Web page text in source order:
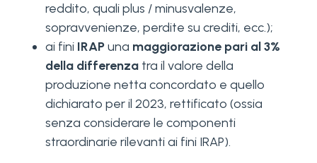
reddito, quali plus / minusvalenze,
sopravvenienze, perdite su crediti, ecc.);
ai finiIRAPuna maggiorazione pari al 3%
della differenza tra il valore della
produzione netta concordato e quello
dichiarato per il 2023, rettificato (ossia
senza considerare le componenti
straordinarie rilevanti ai fini IRAP).